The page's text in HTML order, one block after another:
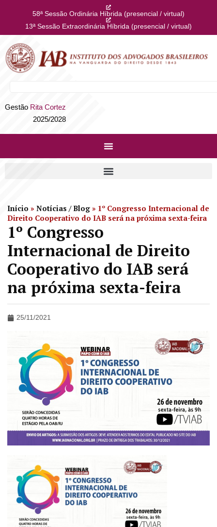
58ª Sessão Ordinária Híbrida (presencial / virtual)
13ª Sessão Extraordinária Híbrida (presencial / virtual)
Gestão Rita Cortez
2025/2028
Início » Notícias / Blog » 1º Congresso Internacional de
Direito Cooperativo do IAB será na próxima sexta-feira
1º Congresso
Internacional de Direito
Cooperativo do IAB será
na próxima sexta-feira
25/11/2021